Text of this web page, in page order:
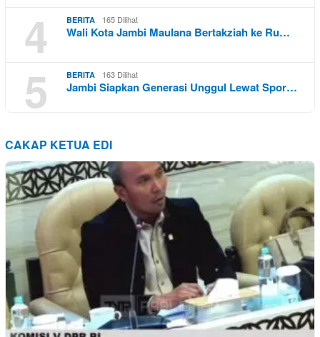
4
BERITA 165 Dilihat
Wali Kota Jambi Maulana Bertakziah ke Ru…
5 BERITA 163 Dilihat
Jambi Siapkan Generasi Unggul Lewat Spor…
CAKAP KETUA EDI